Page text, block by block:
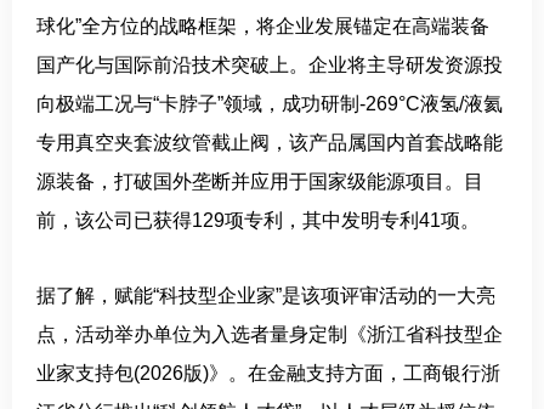
球化”全方位的战略框架，将企业发展锚定在高端装备
国产化与国际前沿技术突破上。企业将主导研发资源投
向极端工况与“卡脖子”领域，成功研制-269°C液氢/液氦
专用真空夹套波纹管截止阀，该产品属国内首套战略能
源装备，打破国外垄断并应用于国家级能源项目。目
前，该公司已获得129项专利，其中发明专利41项。
据了解，赋能“科技型企业家”是该项评审活动的一大亮
点，活动举办单位为入选者量身定制《浙江省科技型企
业家支持包(2026版)》。在金融支持方面，工商银行浙